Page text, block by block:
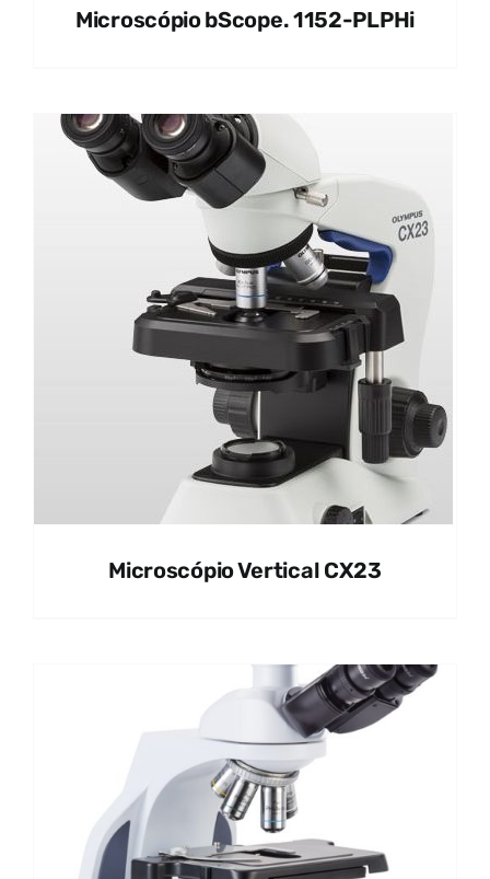
Microscópio bScope. 1152-PLPHi
Microscópio Vertical CX23